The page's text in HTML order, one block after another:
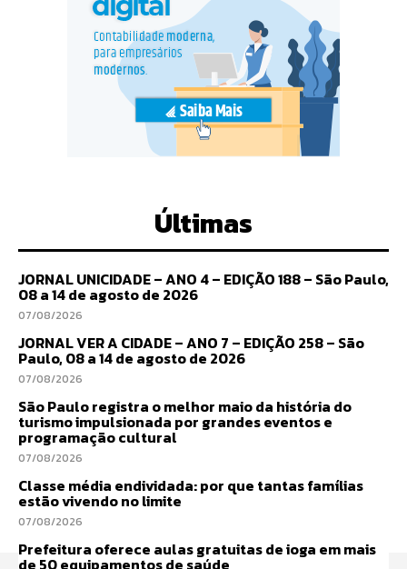
Últimas
JORNAL UNICIDADE – ANO 4 – EDIÇÃO 188 – São Paulo,
08 a 14 de agosto de 2026
07/08/2026
JORNAL VER A CIDADE – ANO 7 – EDIÇÃO 258 – São
Paulo, 08 a 14 de agosto de 2026
07/08/2026
São Paulo registra o melhor maio da história do
turismo impulsionada por grandes eventos e
programação cultural
07/08/2026
Classe média endividada: por que tantas famílias
estão vivendo no limite
07/08/2026
Prefeitura oferece aulas gratuitas de ioga em mais
de 50 equipamentos de saúde